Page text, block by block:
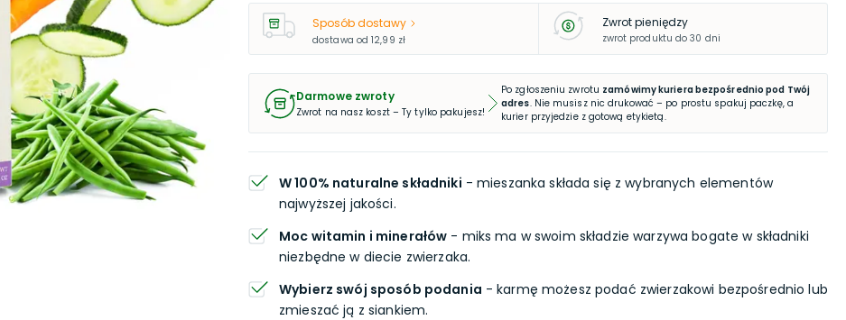
Sposób dostawy
dostawa od 12,99 zł
Zwrot pieniędzy
zwrot produktu do 30 dni
Darmowe zwroty
Zwrot na nasz koszt – Ty tylko pakujesz!
Po zgłoszeniu zwrotu zamówimy kuriera bezpośrednio pod Twój
adres. Nie musisz nic drukować – po prostu spakuj paczkę, a
kurier przyjedzie z gotową etykietą.
W 100% naturalne składniki - mieszanka składa się z wybranych elementów
najwyższej jakości.
Moc witamin i minerałów - miks ma w swoim składzie warzywa bogate w składniki
niezbędne w diecie zwierzaka.
Wybierz swój sposób podania - karmę możesz podać zwierzakowi bezpośrednio lub
zmieszać ją z siankiem.